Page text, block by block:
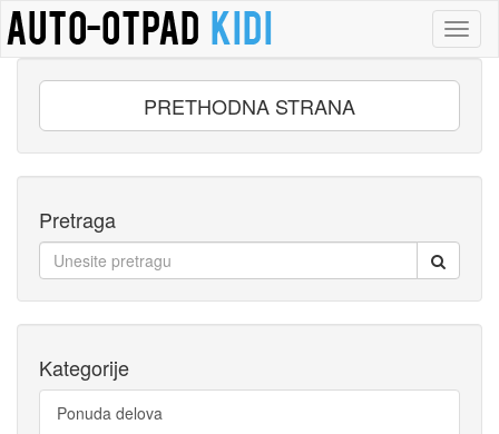
PRETHODNA STRANA
Pretraga
Kategorije
Ponuda delova